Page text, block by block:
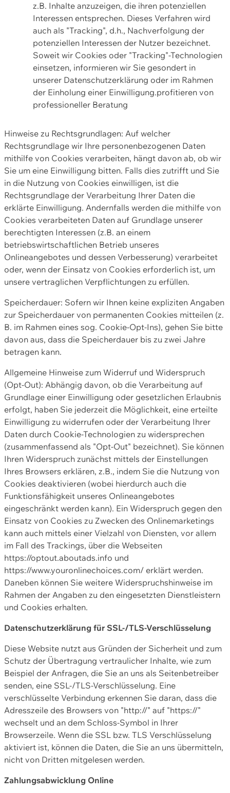
z.B. Inhalte anzuzeigen, die ihren potenziellen
Interessen entsprechen. Dieses Verfahren wird
auch als "Tracking", d.h., Nachverfolgung der
potenziellen Interessen der Nutzer bezeichnet.
Soweit wir Cookies oder "Tracking"-Technologien
einsetzen, informieren wir Sie gesondert in
unserer Datenschutzerklärung oder im Rahmen
der Einholung einer Einwilligung.profitieren von
professioneller Beratung
Hinweise zu Rechtsgrundlagen: Auf welcher
Rechtsgrundlage wir Ihre personenbezogenen Daten
mithilfe von Cookies verarbeiten, hängt davon ab, ob wir
Sie um eine Einwilligung bitten. Falls dies zutrifft und Sie
in die Nutzung von Cookies einwilligen, ist die
Rechtsgrundlage der Verarbeitung Ihrer Daten die
erklärte Einwilligung. Andernfalls werden die mithilfe von
Cookies verarbeiteten Daten auf Grundlage unserer
berechtigten Interessen (z.B. an einem
betriebswirtschaftlichen Betrieb unseres
Onlineangebotes und dessen Verbesserung) verarbeitet
oder, wenn der Einsatz von Cookies erforderlich ist, um
unsere vertraglichen Verpflichtungen zu erfüllen.
Speicherdauer: Sofern wir Ihnen keine expliziten Angaben
zur Speicherdauer von permanenten Cookies mitteilen (z.
B. im Rahmen eines sog. Cookie-Opt-Ins), gehen Sie bitte
davon aus, dass die Speicherdauer bis zu zwei Jahre
betragen kann.
Allgemeine Hinweise zum Widerruf und Widerspruch
(Opt-Out): Abhängig davon, ob die Verarbeitung auf
Grundlage einer Einwilligung oder gesetzlichen Erlaubnis
erfolgt, haben Sie jederzeit die Möglichkeit, eine erteilte
Einwilligung zu widerrufen oder der Verarbeitung Ihrer
Daten durch Cookie-Technologien zu widersprechen
(zusammenfassend als "Opt-Out" bezeichnet). Sie können
Ihren Widerspruch zunächst mittels der Einstellungen
Ihres Browsers erklären, z.B., indem Sie die Nutzung von
Cookies deaktivieren (wobei hierdurch auch die
Funktionsfähigkeit unseres Onlineangebotes
eingeschränkt werden kann). Ein Widerspruch gegen den
Einsatz von Cookies zu Zwecken des Onlinemarketings
kann auch mittels einer Vielzahl von Diensten, vor allem
im Fall des Trackings, über die Webseiten
https://optout.aboutads.info und
https://www.youronlinechoices.com/ erklärt werden.
Daneben können Sie weitere Widerspruchshinweise im
Rahmen der Angaben zu den eingesetzten Dienstleistern
und Cookies erhalten.
Datenschutzerklärung für SSL-/TLS-Verschlüsselung
Diese Website nutzt aus Gründen der Sicherheit und zum
Schutz der Übertragung vertraulicher Inhalte, wie zum
Beispiel der Anfragen, die Sie an uns als Seitenbetreiber
senden, eine SSL-/TLS-Verschlüsselung. Eine
verschlüsselte Verbindung erkennen Sie daran, dass die
Adresszeile des Browsers von "http://" auf "https://"
wechselt und an dem Schloss-Symbol in Ihrer
Browserzeile. Wenn die SSL bzw. TLS Verschlüsselung
aktiviert ist, können die Daten, die Sie an uns übermitteln,
nicht von Dritten mitgelesen werden.
Zahlungsabwicklung Online